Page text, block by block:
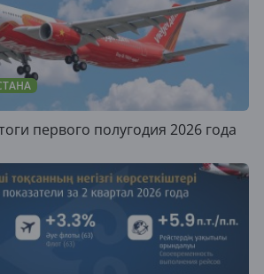
первого полугодия 2026 года